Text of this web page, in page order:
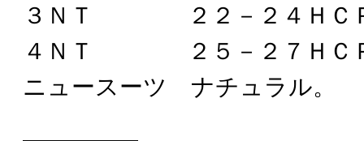
３ＮＴ ２２－２４ＨＣ
４ＮＴ ２５－２７ＨＣ
ニュースーツ ナチュラル。